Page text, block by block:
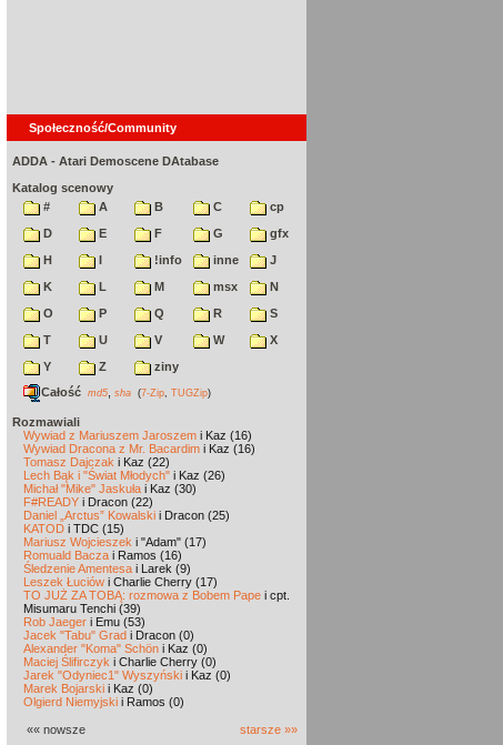
Społeczność/Community
ADDA - Atari Demoscene DAtabase
Katalog scenowy
#
A B C
cp
D
E F G
gfx
H
I !info inne
J
K
L M msx
N
O
P Q R
S
T
U V W
X
Y
Z
ziny
Całość md5 sha (7-Zip TUGZip)
Rozmawiali
Wywiad z Mariuszem Jaroszem i Kaz (16)
Wywiad Dracona z Mr. Bacardim i Kaz (16)
Tomasz Dajczak i Kaz (22)
Lech Bąk i "Świat Młodych" i Kaz (26)
Michał "Mike" Jaskuła i Kaz (30)
F#READY i Dracon (22)
Daniel „Arctus” Kowalski i Dracon (25)
KATOD i TDC (15)
Mariusz Wojcieszek i "Adam" (17)
Romuald Bacza i Ramos (16)
Śledzenie Amentesa i Larek (9)
Leszek Łuciów i Charlie Cherry (17)
TO JUŻ ZA TOBĄ: rozmowa z Bobem Pape i cpt.
Misumaru Tenchi (39)
Rob Jaeger i Emu (53)
Jacek "Tabu" Grad i Dracon (0)
Alexander "Koma" Schön i Kaz (0)
Maciej Ślifirczyk i Charlie Cherry (0)
Jarek "Odyniec1" Wyszyński i Kaz (0)
Marek Bojarski i Kaz (0)
Olgierd Niemyjski i Ramos (0)
«« nowsze starsze »»